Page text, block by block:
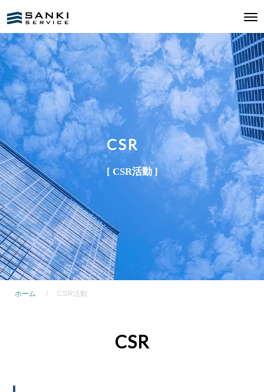
CSR
[ CSR活動 ]
ホーム CSR活動
CSR